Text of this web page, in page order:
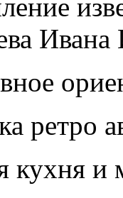
Ивана
ретро
кухня и